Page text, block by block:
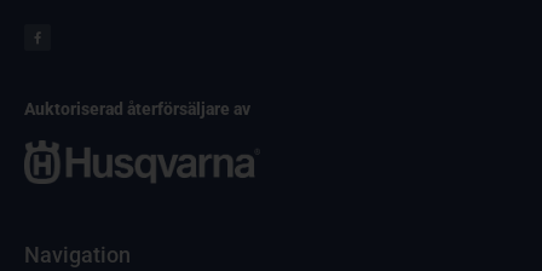
Auktoriserad återförsäljare av
Navigation